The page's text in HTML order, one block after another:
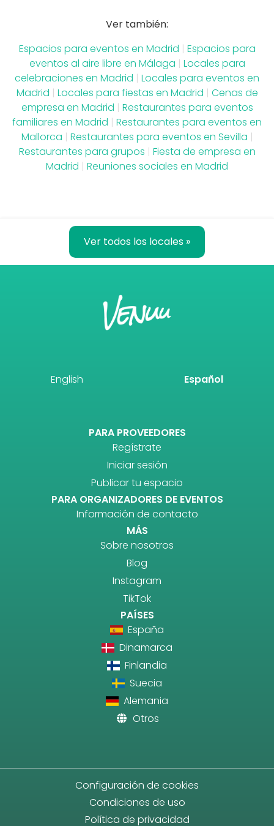
Ver también:
Espacios para eventos en Madrid | Espacios para
eventos al aire libre en Málaga | Locales para
celebraciones en Madrid | Locales para eventos en
Madrid | Locales para fiestas en Madrid | Cenas de
empresa en Madrid | Restaurantes para eventos
familiares en Madrid | Restaurantes para eventos en
Mallorca | Restaurantes para eventos en Sevilla |
Restaurantes para grupos | Fiesta de empresa en
Madrid | Reuniones sociales en Madrid
Ver todos los locales »
English Español
PARA PROVEEDORES
Regístrate
Iniciar sesión
Publicar tu espacio
PARA ORGANIZADORES DE EVENTOS
Información de contacto
MÁS
Sobre nosotros
Blog
Instagram
TikTok
PAÍSES
España
Dinamarca
Finlandia
Suecia
Alemania
Otros
Configuración de cookies
Condiciones de uso
Política de privacidad